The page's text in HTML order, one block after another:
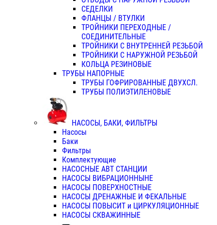
СЕДЕЛКИ
ФЛАНЦЫ / ВТУЛКИ
ТРОЙНИКИ ПЕРЕХОДНЫЕ /
СОЕДИНИТЕЛЬНЫЕ
ТРОЙНИКИ С ВНУТРЕННЕЙ РЕЗЬБОЙ
ТРОЙНИКИ С НАРУЖНОЙ РЕЗЬБОЙ
КОЛЬЦА РЕЗИНОВЫЕ
ТРУБЫ НАПОРНЫЕ
ТРУБЫ ГОФРИРОВАННЫЕ ДВУХСЛ.
ТРУБЫ ПОЛИЭТИЛЕНОВЫЕ
НАСОСЫ, БАКИ, ФИЛЬТРЫ
Насосы
Баки
Фильтры
Комплектующие
НАСОСНЫЕ АВТ СТАНЦИИ
НАСОСЫ ВИБРАЦИОННЫНЕ
НАСОСЫ ПОВЕРХНОСТНЫЕ
НАСОСЫ ДРЕНАЖНЫЕ И ФЕКАЛЬНЫЕ
НАСОСЫ ПОВЫСИТ и ЦИРКУЛЯЦИОННЫЕ
НАСОСЫ СКВАЖИННЫЕ